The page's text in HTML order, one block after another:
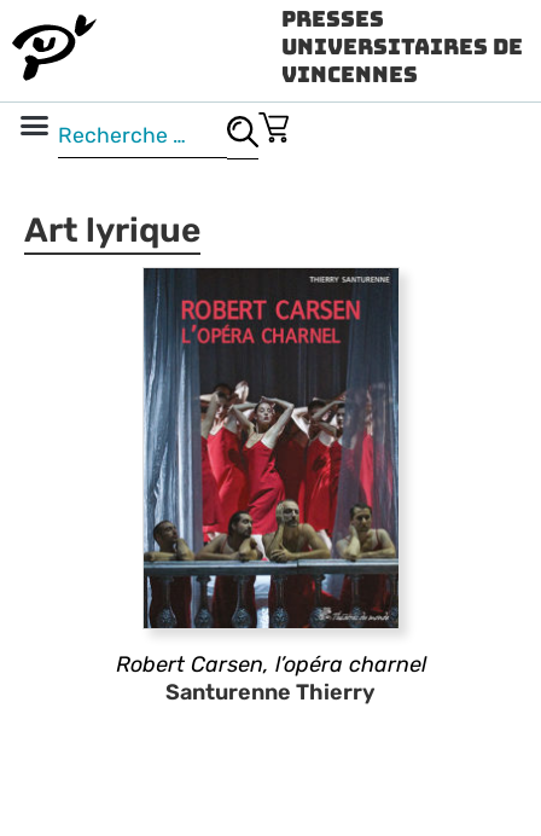
Presses
Universitaires de
Vincennes
Art lyrique
Robert Carsen, l’opéra charnel
Santurenne Thierry